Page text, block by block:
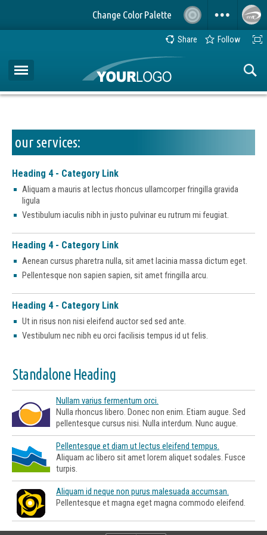
Change Color Palette
Share Follow
our services:
Heading 4 - Category Link
Aliquam a mauris at lectus rhoncus ullamcorper fringilla gravida
ligula
Vestibulum iaculis nibh in justo pulvinar eu rutrum mi feugiat.
Heading 4 - Category Link
Aenean cursus pharetra nulla, sit amet lacinia massa dictum eget.
Pellentesque non sapien sapien, sit amet fringilla arcu.
Heading 4 - Category Link
Ut in risus non nisi eleifend auctor sed sed ante.
Vestibulum nec nibh eu orci facilisis tempus id ut felis.
Standalone Heading
Nullam varius fermentum orci.
Nulla rhoncus libero. Donec non enim. Etiam augue. Sed
pellentesque cursus nisi. Nulla interdum. Nunc augue.
Pellentesque et diam ut lectus eleifend tempus.
Aliquam ac libero sit amet lorem aliquet sodales. Fusce
turpis.
Aliquam id neque non purus malesuada accumsan.
Pellentesque et magna eget magna commodo eleifend.
Lorem ipsum dolor sit amet, consectetuer adipiscing